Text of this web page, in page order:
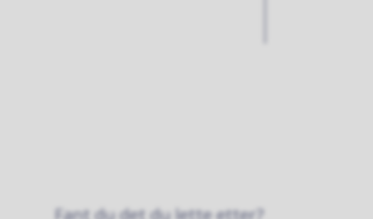
Fant du det du lette etter?